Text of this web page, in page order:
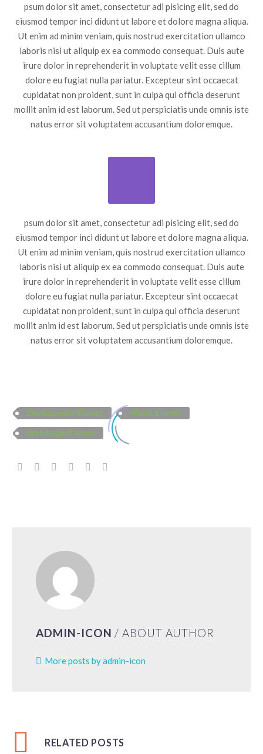
psum dolor sit amet, consectetur adi pisicing elit, sed do
eiusmod tempor inci didunt ut labore et dolore magna aliqua.
Ut enim ad minim veniam, quis nostrud exercitation ullamco
laboris nisi ut aliquip ex ea commodo consequat. Duis aute
irure dolor in reprehenderit in voluptate velit esse cillum
dolore eu fugiat nulla pariatur. Excepteur sint occaecat
cupidatat non proident, sunt in culpa qui officia deserunt
mollit anim id est laborum. Sed ut perspiciatis unde omnis iste
natus error sit voluptatem accusantium doloremque.
psum dolor sit amet, consectetur adi pisicing elit, sed do
eiusmod tempor inci didunt ut labore et dolore magna aliqua.
Ut enim ad minim veniam, quis nostrud exercitation ullamco
laboris nisi ut aliquip ex ea commodo consequat. Duis aute
irure dolor in reprehenderit in voluptate velit esse cillum
dolore eu fugiat nulla pariatur. Excepteur sint occaecat
cupidatat non proident, sunt in culpa qui officia deserunt
mollit anim id est laborum. Sed ut perspiciatis unde omnis iste
natus error sit voluptatem accusantium doloremque.
Development (Demo) Media (Demo)
Webdesign (Demo)
ADMIN-ICON / ABOUT AUTHOR
More posts by admin-icon
RELATED POSTS